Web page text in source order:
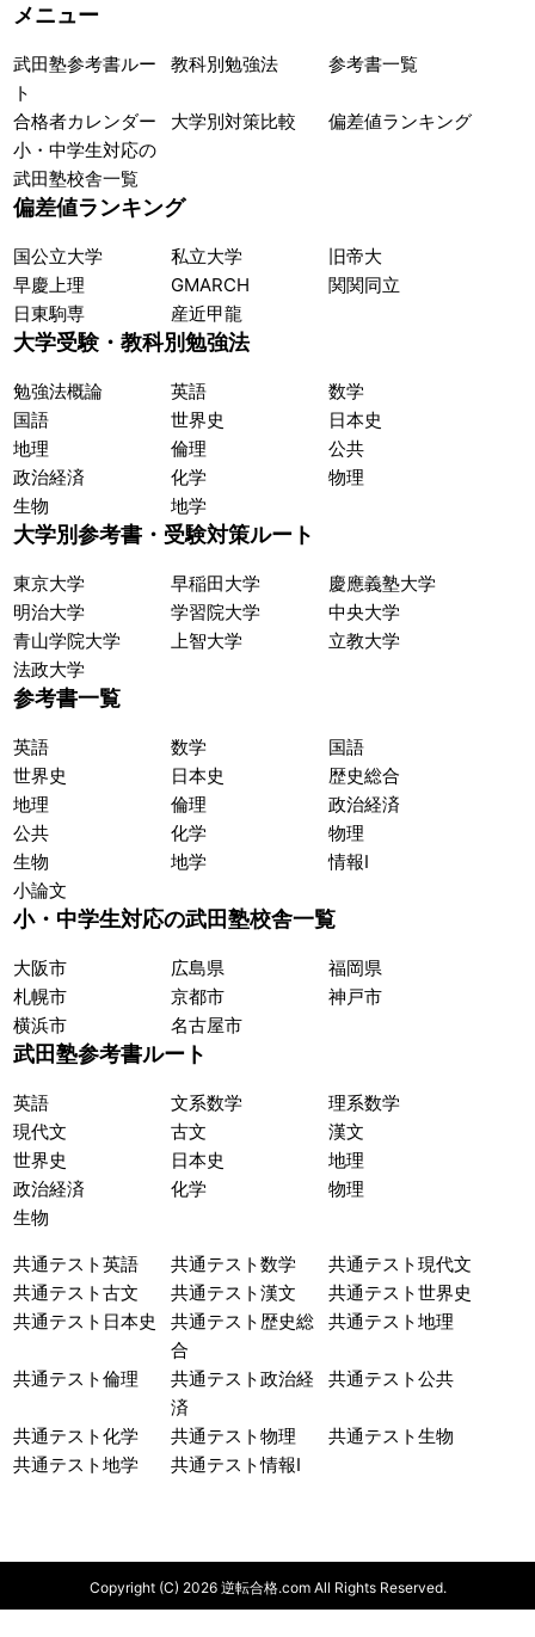
メニュー
武田塾参考書ルー
ト
教科別勉強法 参考書一覧
合格者カレンダー 大学別対策比較
偏差値ランキング
小・中学生対応の
武田塾校舎一覧
偏差値ランキング
国公立大学 私立大学
旧帝大
早慶上理
GMARCH
関関同立
日東駒専
産近甲龍
大学受験・教科別勉強法
勉強法概論 英語
数学
国語
世界史
日本史
地理
倫理
公共
政治経済
化学
物理
生物
地学
大学別参考書・受験対策ルート
東京大学 早稲田大学
慶應義塾大学
明治大学
学習院大学
中央大学
青山学院大学
上智大学
立教大学
法政大学
参考書一覧
英語 数学
国語
世界史
日本史
歴史総合
地理
倫理
政治経済
公共
化学
物理
生物
地学
情報Ⅰ
小論文
小・中学生対応の武田塾校舎一覧
大阪市 広島県
福岡県
札幌市
京都市
神戸市
横浜市
名古屋市
武田塾参考書ルート
英語 文系数学
理系数学
現代文
古文
漢文
世界史
日本史
地理
政治経済
化学
物理
生物
共通テスト英語 共通テスト数学
共通テスト現代文
共通テスト古文
共通テスト漢文
共通テスト世界史
共通テスト日本史
共通テスト歴史総
合
共通テスト地理
共通テスト倫理
共通テスト政治経
済
共通テスト公共
共通テスト化学 共通テスト物理
共通テスト生物
共通テスト地学
共通テスト情報I
Copyright (C) 2026 逆転合格.com All Rights Reserved.